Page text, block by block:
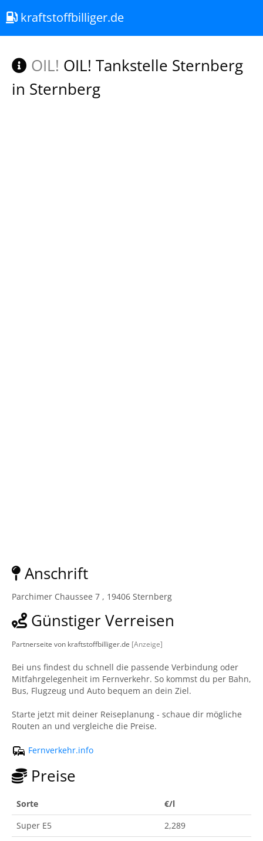
kraftstoffbilliger.de
OIL! OIL! Tankstelle Sternberg
in Sternberg
Anschrift
Parchimer Chaussee 7 , 19406 Sternberg
Günstiger Verreisen
Partnerseite von kraftstoffbilliger.de [Anzeige]
Bei uns findest du schnell die passende Verbindung oder
Mitfahrgelegenheit im Fernverkehr. So kommst du per Bahn,
Bus, Flugzeug und Auto bequem an dein Ziel.
Starte jetzt mit deiner Reiseplanung - schaue dir mögliche
Routen an und vergleiche die Preise.
Fernverkehr.info
Preise
Sorte
€/l
Super E5
2,289